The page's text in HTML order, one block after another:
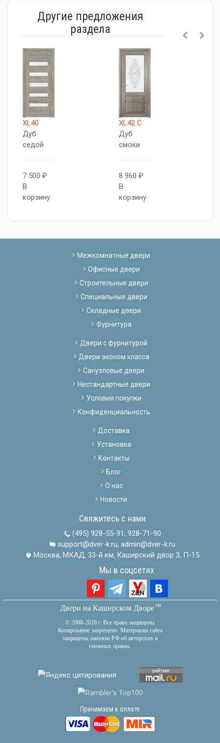
Другие предложения
раздела
XL40
Дуб
седой
7 500 ₽
В
корзину
XL42 C
Дуб
смоки
8 960 ₽
В
корзину
Межкомнатные двери
Офисные двери
Строительные двери
Специальные двери
Складные двери
Фурнитура
Двери с фурнитурой
Двери эконом класса
Санузловые двери
Нестандартные двери
Условия покупки
Конфиденциальность
Доставка
Установка
Контакты
Блог
О нас
Новости
Свяжитесь с нами
(495) 928-55-91; 928-71-90
support@dver-k.ru, admin@dver-k.ru
Москва, МКАД, 33-й км, Каширский двор 3, П-15
Мы в соцсетях
Двери на Каширском Дворетм
© 2008-2026 г. Все права защищены
Копирование запрещено. Материалы сайта
защищены законом РФ об авторских и
смежных правах.
Принимаем к оплате